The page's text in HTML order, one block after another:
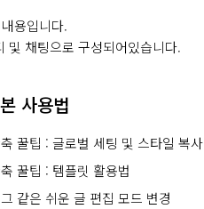
용입니다.
및 채팅으로 구성되어있습니다.
사용법
꿀팁 : 글로벌 세팅 및 스타일 복사
꿀팁 : 템플릿 활용법
같은 쉬운 글 편집 모드 변경